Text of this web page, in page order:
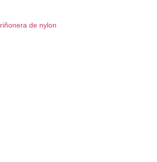
riñonera de nylon